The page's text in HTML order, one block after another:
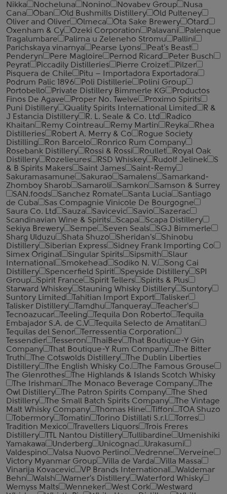
Nikka
Nocheluna Nonino Novabev Group
Nusa
Cana
Oban Old Bushmills Distillery
Old Pulteney
Oliver and Oliver
Olmeca Ota Sake Brewery
Otard
Oxenham & Cy
Ozeki Corporation Palavani
Palenque
Tragalumbare
Palirna u Zeleneho Stromu
Pallini
Parichskaya vinarnya
Pearse Lyons
Peat's Beast
Penderyn
Pere Magloire Pernod Ricard
Peter Busch
Peyrat
Piccadily Distilleries Pierre Croizet
Pilzer
Pisquera de Chile
Pitu – Importadora Exportadora
Podrum Palic 1896
Poli Distillerie
Polini Group
Portobello
Private Distillery Bimmerle KG
Productos
Finos De Agave
Proper No. Twelve
Proximo Spirits
Puni Distillery
Quality Spirits International Limited
R &
J Estancia Distillery
R. L. Seale & Co. Ltd
Radico
Khaitan
Remy Cointreau Remy Martin Reyka
Rhea
Distilleries
Robert A. Merry & Co
Rogue Society
Distilling
Ron Barcelo
Ronrico Rum Company
Rosebank Distillery
Rossi & Rossi Roullet
Royal Oak
Distillery
Rozelieures RSD Whiskey Rudolf Jelinek
S
& B Spirits Makers
Saint James
Saint-Remy
Sakuramasamune
Sakurao Samalens
Samarkand-
Zhomboy Sharob
Samaroli Samkon
Samson & Surrey
SAN.foods
Sanchez Romate Santa Lucia
Santiago
de Cuba
Sas Compagnie Vinicole De Bourgogne
Saura Co. Ltd
Sauza Savicevic Savio
Sazerac
Scandinavian Wine & Spirits
Scapa
Scapa Distillery
Sekiya Brewery
Sempe Seven Seals
SGJ Bimmerle
Sharg Ulduzu
Shata Shuzo Sheridan's
Shinobu
Distillery
Siberian Express
Sidney Frank Importing Co
Simex Original
Singular Spirits Sipsmith
Slaur
International
Smokehead Sodiko N. V.
Song Cai
Distillery
Spencerfield Spirit Speyside Distillery
SPI
Group
Spirit France Spirit Tellers
Spirits & Plus
Starward Whiskey
Stauning Whisky Distillery
Suntory
Suntory Limited
Tahitian Import Export
Talisker
Talisker Distillery
Tamdhu Tanqueray
Teacher's
Tecnoazucar
Teeling Tequila Don Roberto
Tequila
Embajador S.A. de C.V
Tequila Selecto de Amatitan
Tequilas del Senor
Terressentia Corporation
Tessendier
Tesseron ThaiBev
That Boutique-Y Gin
Company
That Boutique-Y Rum Company
The Bitter
Truth
The Cotswolds Distillery
The Dublin Liberties
Distillery
The English Whisky Co.
The Famous Grouse
The Glenrothes
The Highlands & Islands Scotch Whisky
The Irishman
The Monaco Beverage Company
The
Owl Distillery
The Patron Spirits Company
The Shed
Distillery
The Small Batch Spirits Company
The Vintage
Malt Whisky Company
Thomas Hine Tiffon
TOA Shuzo
Tobermory
Tomatin Torino Distillati S.r.l.
Torres
Tradition Mexico
Travellers Liquors
Trois Freres
Distillery
TTL Nantou Distillery Tullibardine
Umenishiki
Yamakawa
Underberg Unicognac
Urakasumi
Valdespino
Valsa Nuovo Perlino Vedrenne
Verveine
Victory Myanmar Group
Villa de Varda
Villa Massa
Vinarija Kovacevic
VP Brands International
Waldemar
Behn
Walsh Warner's Distillery
Waterford Whisky
Wemyss Malts
Wenneker West Cork
Westward